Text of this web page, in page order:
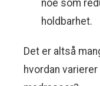
noe som
holdbarhet.
Det er altså
hvordan